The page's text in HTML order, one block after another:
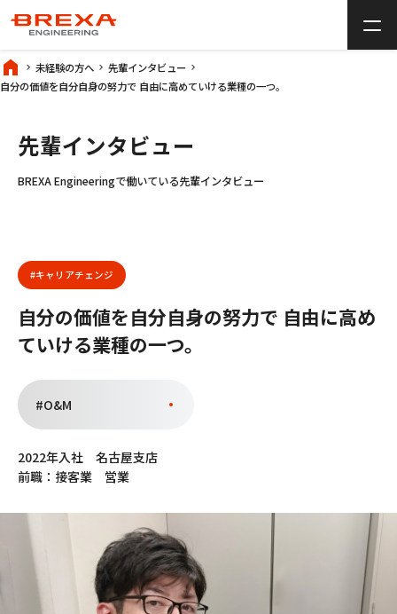
中途採用サイトTOP
BREXA Engineeringとは
未経験の方へ
よくある質問
仕事を探す
リターン採用
サイトマップ
施工のミライopen_in_new
コーポレートサイトopen_in_new
home 未経験の方へ
先輩インタビュー
自分の価値を自分自身の努力で 自由に高めていける業種の一つ。
先輩インタビュー
BREXA Engineeringで働いている先輩インタビュー
#キャリアチェンジ
自分の価値を自分自身の努力で 自由に高め
ていける業種の一つ。
#O&M
2022年入社 名古屋支店
前職：接客業 営業